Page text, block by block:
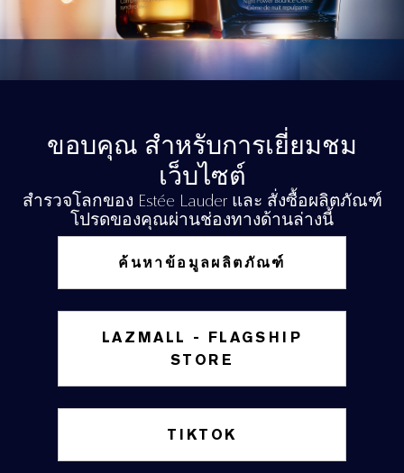
ขอบคุณ สำหรับการเยี่ยมชม
เว็บไซต์
สำรวจโลกของ Estée Lauder และ สั่งซื้อผลิตภัณฑ์
โปรดของคุณผ่านช่องทางด้านล่างนี้
ค้นหาข้อมูลผลิตภัณฑ์
LAZMALL - FLAGSHIP
STORE
TIKTOK